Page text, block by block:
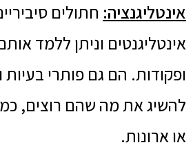
אינטליגנציה: חתולים
אינטליגנטים וניתן ללמד
ופקודות. הם גם פותרי בעיות
להשיג את מה שהם רוצים,
או ארונות.